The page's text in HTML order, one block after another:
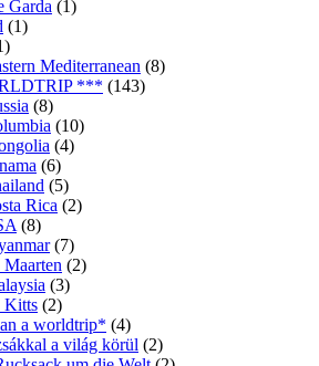
Garda (1)
(1)
Mediterranean (8)
*** (143)
(8)
(10)
(4)
(6)
(5)
Rica (2)
(8)
(7)
Maarten (2)
(3)
Kitts (2)
a worldtrip* (4)
a világ körül (2)